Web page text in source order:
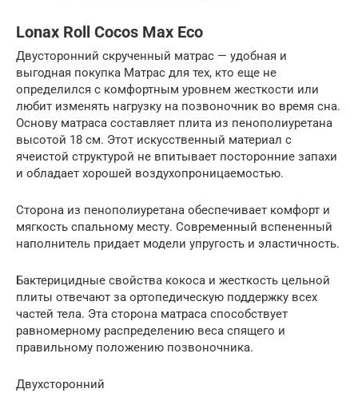
Lonax Roll Cocos Max Eco
Двусторонний скрученный матрас — удобная и
выгодная покупка Матрас для тех, кто еще не
определился с комфортным уровнем жесткости или
любит изменять нагрузку на позвоночник во время сна.
Основу матраса составляет плита из пенополиуретана
высотой 18 см. Этот искусственный материал с
ячеистой структурой не впитывает посторонние запахи
и обладает хорошей воздухопроницаемостью.
Сторона из пенополиуретана обеспечивает комфорт и
мягкость спальному месту. Современный вспененный
наполнитель придает модели упругость и эластичность.
Бактерицидные свойства кокоса и жесткость цельной
плиты отвечают за ортопедическую поддержку всех
частей тела. Эта сторона матраса способствует
равномерному распределению веса спящего и
правильному положению позвоночника.
Двухсторонний